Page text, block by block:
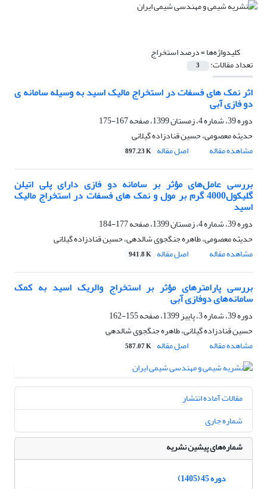
کلیدواژه‌ها =درصد استخراج
تعداد مقالات: 3
اثر نمک های فسفات در استخراج مالیک اسید به وسیله سامانه ی
دو فازی آبی
دوره 39، شماره 4، زمستان 1399، صفحه
167-175
حدیثه معصومی، حسین قنادزاده گیلانی
مشاهده مقاله
اصل مقاله 897.23 K
بررسی عامل‌های مؤثر بر سامانه دو فازی دارای پلی اتیلن
گلیکول4000 گرم بر مول و نمک های فسفات در استخراج مالیک
اسید
دوره 39، شماره 4، زمستان 1399، صفحه
177-184
حدیثه معصومی، طاهره جنگجوی شالدهی، حسین قنادزاده گیلانی
مشاهده مقاله
اصل مقاله 941.8 K
بررسی پارامترهای مؤثر بر استخراج والریک اسید به کمک
سامانه‌های دوفازی آبی
دوره 39، شماره 3، پاییز 1399، صفحه
155-162
حسین قنادزاده گیلانی، طاهره جنگجوی شالدهی
مشاهده مقاله
اصل مقاله 587.07 K
مقالات آماده انتشار
شماره جاری
شماره‌های پیشین نشریه
دوره 45 (1405)